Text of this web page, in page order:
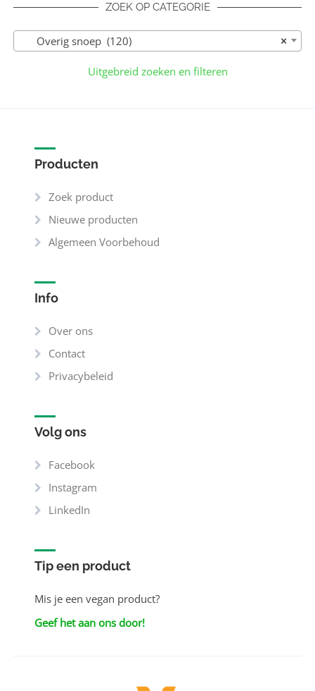
ZOEK OP CATEGORIE
×
Overig snoep (120)
Uitgebreid zoeken en filteren
Producten
Zoek product
Nieuwe producten
Algemeen Voorbehoud
Info
Over ons
Contact
Privacybeleid
Volg ons
Facebook
Instagram
LinkedIn
Tip een product
Mis je een vegan product?
Geef het aan ons door!